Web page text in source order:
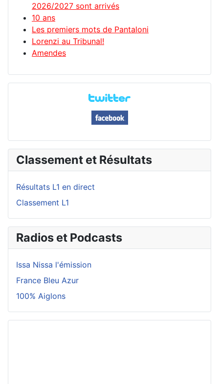
2026/2027 sont arrivés
10 ans
Les premiers mots de Pantaloni
Lorenzi au Tribunal!
Amendes
Classement et Résultats
Résultats L1 en direct
Classement L1
Radios et Podcasts
Issa Nissa l'émission
France Bleu Azur
100% Aiglons